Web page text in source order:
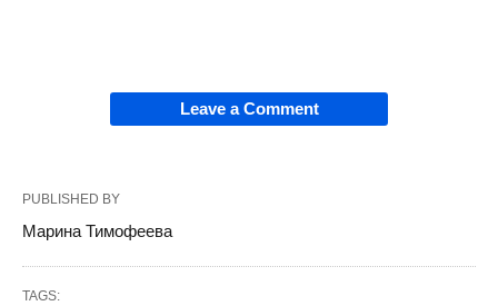
Leave a Comment
PUBLISHED BY
Марина Тимофеева
TAGS: